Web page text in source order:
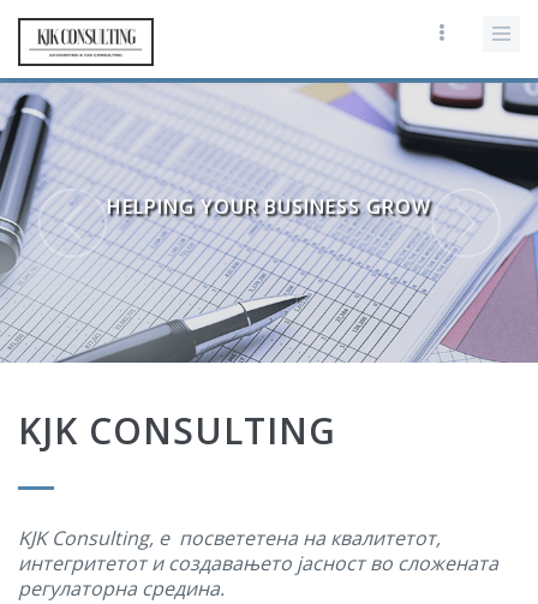
HELPING YOUR BUSINESS GROW
KJK CONSULTING
KJK Consulting, е посвететена на квалитетот,
интегритетот и создавањето јасност во сложената
регулаторна средина.